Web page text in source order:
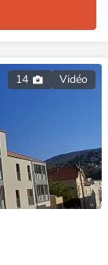
14 Vidéo